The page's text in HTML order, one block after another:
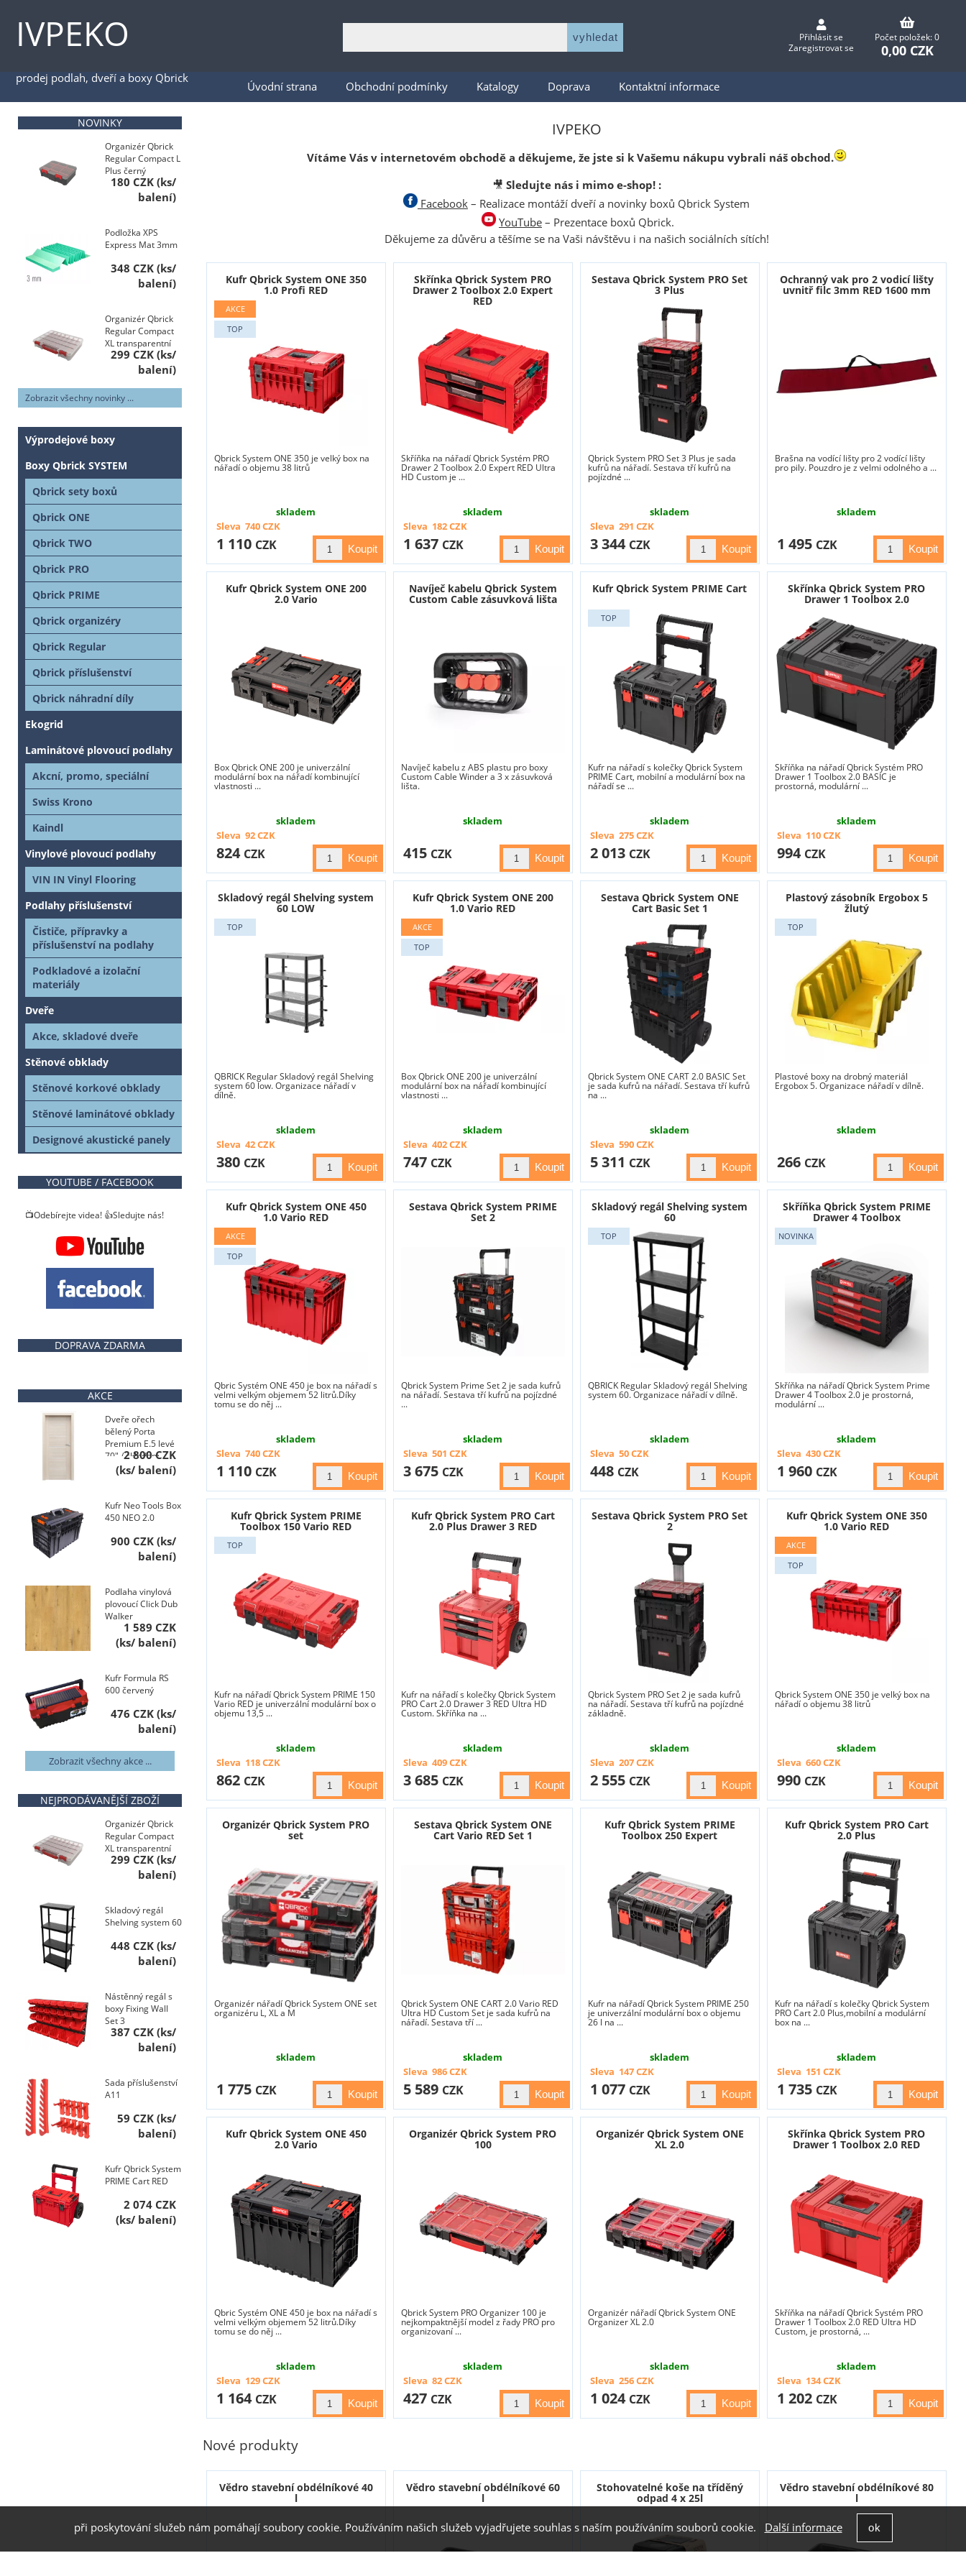
Přihlásit se
Zaregistrovat se
Počet položek: 0
0,00 CZK
IVPEKO
prodej podlah, dveří a boxy Qbrick
Úvodní strana Obchodní podmínky Katalogy Doprava Kontaktní informace
IVPEKO
Vítáme Vás v internetovém obchodě a děkujeme, že jste si k Vašemu nákupu vybrali náš obchod.
🎥 Sledujte nás i mimo e-shop! :
Facebook– Realizace montáží dveří a novinky boxů Qbrick System
YouTube– Prezentace boxů Qbrick.
Děkujeme za důvěru a těšíme se na Vaši návštěvu i na našich sociálních sítích!
Kufr Qbrick System ONE 350
1.0 Profi RED
Qbrick System ONE 350 je velký box na
nářadí o objemu 38 litrů
skladem
1 110 CZK
Sleva 740CZK
Skřínka Qbrick System PRO
Drawer 2 Toolbox 2.0 Expert
RED
Skříňka na nářadí Qbrick Systém PRO
Drawer 2 Toolbox 2.0 Expert RED Ultra
HD Custom je ...
skladem
1 637 CZK
Sleva 182CZK
Sestava Qbrick System PRO Set
3 Plus
Qbrick System PRO Set 3 Plus je sada
kufrů na nářadí. Sestava tří kufrů na
pojízdné ...
skladem
3 344 CZK
Sleva 291CZK
Ochranný vak pro 2 vodicí lišty
uvnitř filc 3mm RED 1600 mm
Brašna na vodící lišty pro 2 vodící lišty
pro pily. Pouzdro je z velmi odolného a ...
skladem
1 495 CZK
Kufr Qbrick System ONE 200
2.0 Vario
Box Qbrick ONE 200 je univerzální
modulární box na nářadí kombinující
vlastnosti ...
skladem
824 CZK
Sleva 92CZK
Navíječ kabelu Qbrick System
Custom Cable zásuvková lišta
Navíječ kabelu z ABS plastu pro boxy
Custom Cable Winder a 3 x zásuvková
lišta.
skladem
415 CZK
Kufr Qbrick System PRIME Cart
Kufr na nářadí s kolečky Qbrick System
PRIME Cart, mobilní a modulární box na
nářadí se ...
skladem
2 013 CZK
Sleva 275CZK
Skřínka Qbrick System PRO
Drawer 1 Toolbox 2.0
Skříňka na nářadí Qbrick Systém PRO
Drawer 1 Toolbox 2.0 BASIC je
prostorná, modulární ...
skladem
994 CZK
Sleva 110CZK
Skladový regál Shelving system
60 LOW
QBRICK Regular Skladový regál Shelving
system 60 low. Organizace nářadí v
dílně.
skladem
380 CZK
Sleva 42CZK
Kufr Qbrick System ONE 200
1.0 Vario RED
Box Qbrick ONE 200 je univerzální
modulární box na nářadí kombinující
vlastnosti ...
skladem
747 CZK
Sleva 402CZK
Sestava Qbrick System ONE
Cart Basic Set 1
Qbrick System ONE CART 2.0 BASIC Set
je sada kufrů na nářadí. Sestava tří kufrů
na ...
skladem
5 311 CZK
Sleva 590CZK
Plastový zásobník Ergobox 5
žlutý
Plastové boxy na drobný materiál
Ergobox 5. Organizace nářadí v dílně.
skladem
266 CZK
Kufr Qbrick System ONE 450
1.0 Vario RED
Qbric Systém ONE 450 je box na nářadí s
velmi velkým objemem 52 litrů.Díky
tomu se do něj ...
skladem
1 110 CZK
Sleva 740CZK
Sestava Qbrick System PRIME
Set 2
Qbrick System Prime Set 2 je sada kufrů
na nářadí. Sestava tří kufrů na pojízdné
...
skladem
3 675 CZK
Sleva 501CZK
Skladový regál Shelving system
60
QBRICK Regular Skladový regál Shelving
system 60. Organizace nářadí v dílně.
skladem
448 CZK
Sleva 50CZK
Skříňka Qbrick System PRIME
Drawer 4 Toolbox
Skříňka na nářadí Qbrick System Prime
Drawer 4 Toolbox 2.0 je prostorná,
modulární ...
skladem
1 960 CZK
Sleva 430CZK
Kufr Qbrick System PRIME
Toolbox 150 Vario RED
Kufr na nářadí Qbrick System PRIME 150
Vario RED je univerzální modulární box o
objemu 13,5 ...
skladem
862 CZK
Sleva 118CZK
Kufr Qbrick System PRO Cart
2.0 Plus Drawer 3 RED
Kufr na nářadí s kolečky Qbrick System
PRO Cart 2.0 Drawer 3 RED Ultra HD
Custom. Skříňka na ...
skladem
3 685 CZK
Sleva 409CZK
Sestava Qbrick System PRO Set
2
Qbrick System PRO Set 2 je sada kufrů
na nářadí. Sestava tří kufrů na pojízdné
základně.
skladem
2 555 CZK
Sleva 207CZK
Kufr Qbrick System ONE 350
1.0 Vario RED
Qbrick System ONE 350 je velký box na
nářadí o objemu 38 litrů
skladem
990 CZK
Sleva 660CZK
Organizér Qbrick System PRO
set
Organizér nářadí Qbrick System ONE set
organizéru L, XL a M
skladem
1 775 CZK
Sestava Qbrick System ONE
Cart Vario RED Set 1
Qbrick System ONE CART 2.0 Vario RED
Ultra HD Custom Set je sada kufrů na
nářadí. Sestava tří ...
skladem
5 589 CZK
Sleva 986CZK
Kufr Qbrick System PRIME
Toolbox 250 Expert
Kufr na nářadí Qbrick System PRIME 250
je univerzální modulární box o objemu
26 l na ...
skladem
1 077 CZK
Sleva 147CZK
Kufr Qbrick System PRO Cart
2.0 Plus
Kufr na nářadí s kolečky Qbrick System
PRO Cart 2.0 Plus,mobilní a modulární
box na ...
skladem
1 735 CZK
Sleva 151 CZK
Kufr Qbrick System ONE 450
2.0 Vario
Qbric Systém ONE 450 je box na nářadí s
velmi velkým objemem 52 litrů.Díky
tomu se do něj ...
skladem
1 164 CZK
Sleva 129CZK
Organizér Qbrick System PRO
100
Qbrick System PRO Organizer 100 je
nejkompaktnější model z řady PRO pro
organizovaní ...
skladem
427 CZK
Sleva 82CZK
Organizér Qbrick System ONE
XL 2.0
Organizér nářadí Qbrick System ONE
Organizer XL 2.0
skladem
1 024 CZK
Sleva 256CZK
Skřínka Qbrick System PRO
Drawer 1 Toolbox 2.0 RED
Skříňka na nářadí Qbrick Systém PRO
Drawer 1 Toolbox 2.0 RED Ultra HD
Custom, je prostorná, ...
skladem
1 202 CZK
Sleva 134CZK
Nové produkty
Vědro stavební obdélníkové 40
l
Vědro stavební obdélníkové 60
l
Stohovatelné koše na tříděný
odpad 4 x 25l
Vědro stavební obdélníkové 80
l
NOVINKY
Organizér Qbrick
Regular Compact L
Plus černý
180 CZK
Podložka XPS
Express Mat 3mm
348 CZK
Organizér Qbrick
Regular Compact
XL transparentní
299 CZK
Zobrazit všechny novinky ...
Výprodejové boxy
Boxy Qbrick SYSTEM
Qbrick sety boxů
Qbrick ONE
Qbrick TWO
Qbrick PRO
Qbrick PRIME
Qbrick organizéry
Qbrick Regular
Qbrick příslušenství
Qbrick náhradní díly
Ekogrid
Laminátové plovoucí podlahy
Akcní, promo, speciální
Swiss Krono
Kaindl
Vinylové plovoucí podlahy
VIN IN Vinyl Flooring
Podlahy příslušenství
Čističe, přípravky a
příslušenství na podlahy
Podkladové a izolační
materiály
Dveře
Akce, skladové dveře
Stěnové obklady
Stěnové korkové obklady
Stěnové laminátové obklady
Designové akustické panely
YOUTUBE / FACEBOOK
📺Odebírejte videa! 👍Sledujte nás!
DOPRAVA ZDARMA
AKCE
Dveře ořech
bělený Porta
Premium E.5 levé
70" / skladem
2 800 CZK
Kufr Neo Tools Box
450 NEO 2.0
900 CZK
Podlaha vinylová
plovoucí Click Dub
Walker
1 589 CZK
Kufr Formula RS
600 červený
476 CZK
Zobrazit všechny akce ...
NEJPRODÁVANĚJŠÍ ZBOŽÍ
Organizér Qbrick
Regular Compact
XL transparentní
299 CZK
Skladový regál
Shelving system 60
448 CZK
Nástěnný regál s
boxy Fixing Wall
Set 3
387 CZK
Sada příslušenství
A11
59 CZK
Kufr Qbrick System
PRIME Cart RED
2 074 CZK
při poskytování služeb nám pomáhají soubory cookie. Používáním našich služeb vyjadřujete souhlas s naším používáním souborů cookie. Další informace